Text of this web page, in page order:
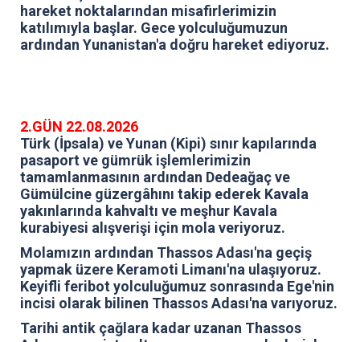
hareket noktalarından misafirlerimizin
katılımıyla başlar. Gece yolculuğumuzun
ardından Yunanistan'a doğru hareket ediyoruz.
2.GÜN 22.08.2026
Türk (İpsala) ve Yunan (Kipi) sınır kapılarında
pasaport ve gümrük işlemlerimizin
tamamlanmasının ardından Dedeağaç ve
Gümülcine güzergâhını takip ederek Kavala
yakınlarında kahvaltı ve meşhur Kavala
kurabiyesi alışverişi için mola veriyoruz.
Molamızın ardından Thassos Adası'na geçiş
yapmak üzere Keramoti Limanı'na ulaşıyoruz.
Keyifli feribot yolculuğumuz sonrasında Ege'nin
incisi olarak bilinen Thassos Adası'na varıyoruz.
Tarihi antik çağlara kadar uzanan Thassos